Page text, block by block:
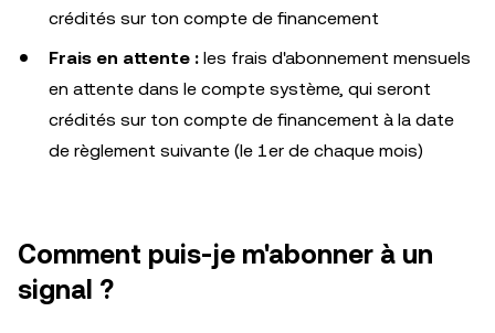
crédités sur ton compte de financement
Frais en attente : les frais d'abonnement mensuels
en attente dans le compte système, qui seront
crédités sur ton compte de financement à la date
de règlement suivante (le 1er de chaque mois)
Comment puis-je m'abonner à un
signal ?